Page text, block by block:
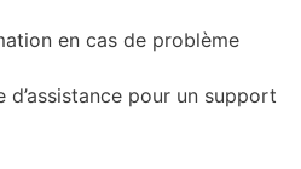
en cas de problème
d’assistance pour un support